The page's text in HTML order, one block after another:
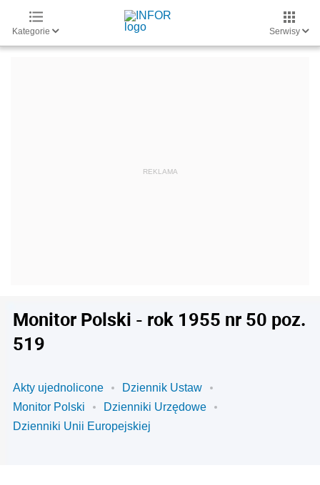
Kategorie Serwisy
Monitor Polski - rok 1955 nr 50 poz.
519
Akty ujednolicone
Dziennik Ustaw
Monitor Polski
Dzienniki Urzędowe
Dzienniki Unii Europejskiej